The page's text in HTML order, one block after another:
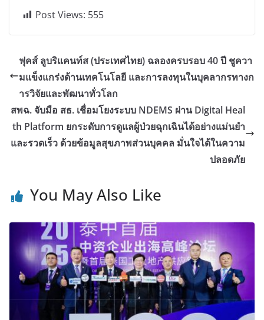
Post Views: 555
ฟุคส์ ลูบริแคนท์ส (ประเทศไทย) ฉลองครบรอบ 40 ปี ชูควา
มแข็งแกร่งด้านเทคโนโลยี และการลงทุนในบุคลากรทางก
ารวิจัยและพัฒนาทั่วโลก
สพฉ. จับมือ สธ. เชื่อมโยงระบบ NDEMS ผ่าน Digital Heal
th Platform ยกระดับการดูแลผู้ป่วยฉุกเฉินได้อย่างแม่นยำ
และรวดเร็ว ด้วยข้อมูลสุขภาพส่วนบุคคล มั่นใจได้ในความ
ปลอดภัย
You May Also Like